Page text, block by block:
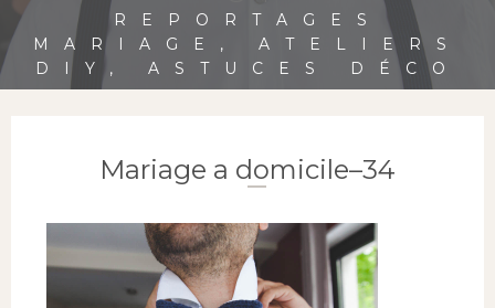
REPORTAGES
MARIAGE, ATELIERS
DIY, ASTUCES DÉCO
Mariage a domicile–34